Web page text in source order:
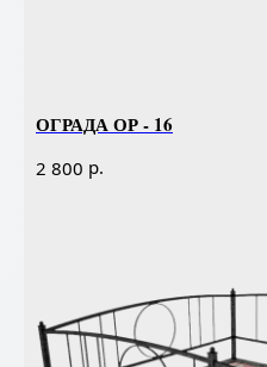
ОГРАДА ОР - 16
2 800 р.